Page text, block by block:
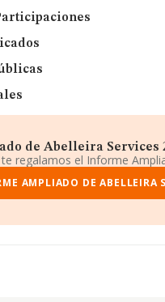
de Abelleira Services
regalamos el Informe
AMPLIADO DE ABELLEIRA